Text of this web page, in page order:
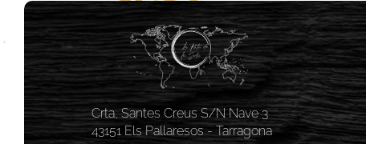
Crta, Santes Creus S/N Nave 3
43151 Els Pallaresos - Tarragona